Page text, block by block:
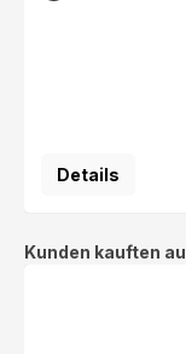
Details
Produktgalerie
Kunden kauften